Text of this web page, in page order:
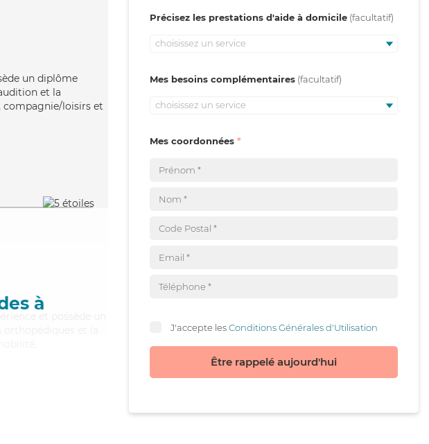
un diplôme
et la
compagnie/loisirs et
à
et possède un
et la
Précisez les prestations d'aide à domicile
choisissez un service
Mes besoins complémentaires
choisissez un service
Mes coordonnées
J'accepte lesConditions Générales d'Utilisation
Être rappelé aujourd'hui